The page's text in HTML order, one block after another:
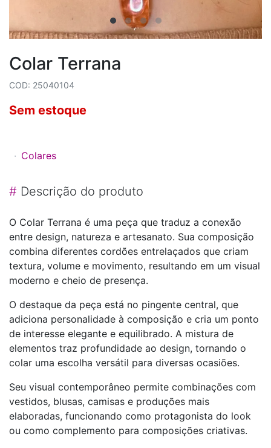
Colar Terrana
COD: 25040104
Sem estoque
Colares
# Descrição do produto
O Colar Terrana é uma peça que traduz a conexão
entre design, natureza e artesanato. Sua composição
combina diferentes cordões entrelaçados que criam
textura, volume e movimento, resultando em um visual
moderno e cheio de presença.
O destaque da peça está no pingente central, que
adiciona personalidade à composição e cria um ponto
de interesse elegante e equilibrado. A mistura de
elementos traz profundidade ao design, tornando o
colar uma escolha versátil para diversas ocasiões.
Seu visual contemporâneo permite combinações com
vestidos, blusas, camisas e produções mais
elaboradas, funcionando como protagonista do look
ou como complemento para composições criativas.